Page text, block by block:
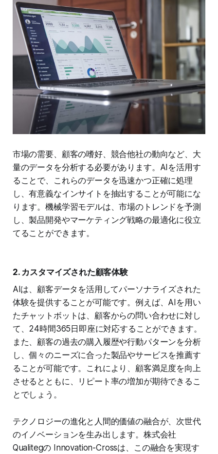
市場の需要、顧客の嗜好、競合他社の動向など、大
量のデータを分析する必要があります。AIを活用す
ることで、これらのデータを迅速かつ正確に処理
し、有意義なインサイトを抽出することが可能にな
ります。機械学習モデルは、市場のトレンドを予測
し、製品開発やマーケティング戦略の最適化に役立
てることができます。
2. カスタマイズされた顧客体験
AIは、顧客データを活用してパーソナライズされた
体験を提供することが可能です。例えば、AIを用い
たチャットボットは、顧客からの問い合わせに対し
て、24時間365日即座に対応することができます。
また、顧客の過去の購入履歴や行動パターンを分析
し、個々のニーズに合った製品やサービスを推薦す
ることが可能です。これにより、顧客満足度を向上
させるとともに、リピート率の増加が期待できるこ
とでしょう。
テクノロジーの進化と人間的価値の融合が、次世代
のイノベーションを生み出します。株式会社
Qualitegの Innovation-Crossは、この融合を実現す